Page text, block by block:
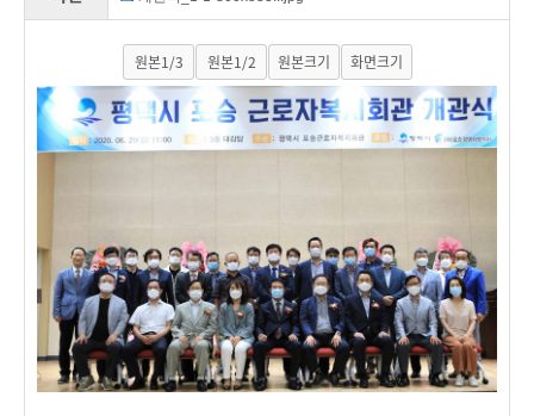
원본1/3 원본1/2 원본크기 화면크기